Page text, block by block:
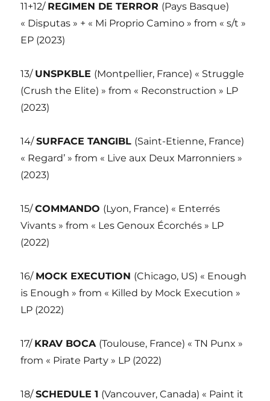
11+12/ REGIMEN DE TERROR (Pays Basque)
« Disputas » + « Mi Proprio Camino » from « s/t »
EP (2023)
13/ UNSPKBLE (Montpellier, France) « Struggle
(Crush the Elite) » from « Reconstruction » LP
(2023)
14/SURFACE TANGIBL (Saint-Etienne, France)
« Regard’ » from « Live aux Deux Marronniers »
(2023)
15/COMMANDO (Lyon, France) « Enterrés
Vivants » from « Les Genoux Écorchés » LP
(2022)
16/ MOCK EXECUTION (Chicago, US) « Enough
is Enough » from « Killed by Mock Execution »
LP (2022)
17/ KRAV BOCA (Toulouse, France) « TN Punx »
from « Pirate Party » LP (2022)
18/SCHEDULE 1 (Vancouver, Canada) « Paint it